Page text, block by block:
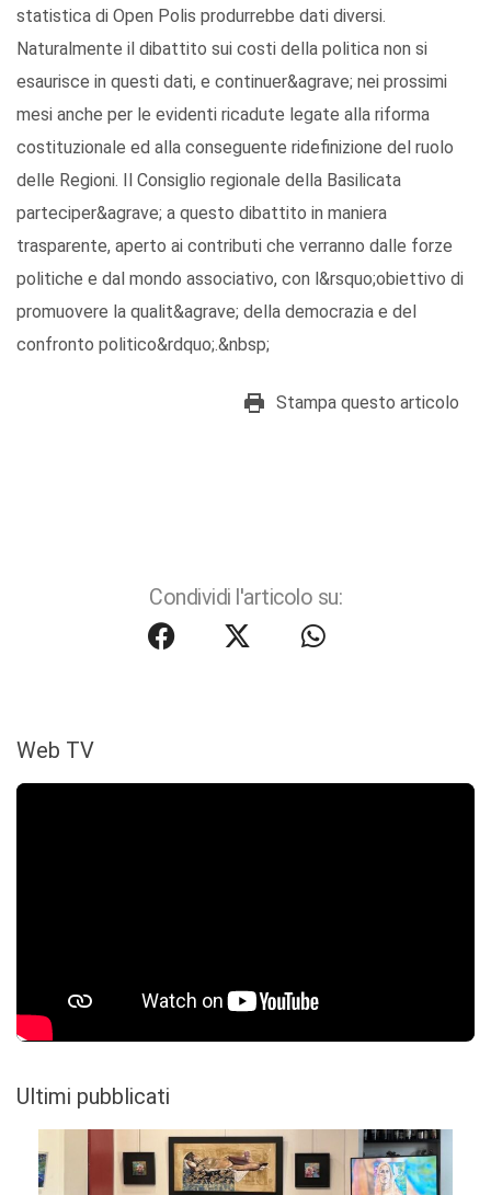
statistica di Open Polis produrrebbe dati diversi.
Naturalmente il dibattito sui costi della politica non si
esaurisce in questi dati, e continuer&agrave; nei prossimi
mesi anche per le evidenti ricadute legate alla riforma
costituzionale ed alla conseguente ridefinizione del ruolo
delle Regioni. Il Consiglio regionale della Basilicata
parteciper&agrave; a questo dibattito in maniera
trasparente, aperto ai contributi che verranno dalle forze
politiche e dal mondo associativo, con l&rsquo;obiettivo di
promuovere la qualit&agrave; della democrazia e del
confronto politico&rdquo;.&nbsp;
Stampa questo articolo
Condividi l'articolo su:
Web TV
Ultimi pubblicati